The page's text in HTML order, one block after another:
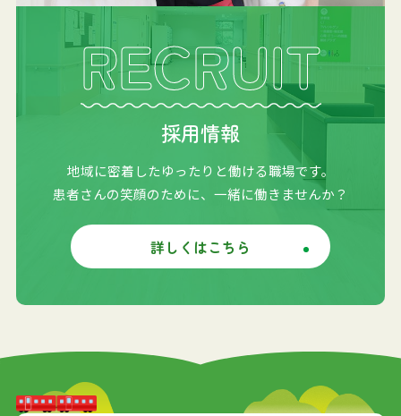
RECRUIT
採用情報
地域に密着したゆったりと働ける職場です。
患者さんの笑顔のために、一緒に働きませんか？
詳しくはこちら